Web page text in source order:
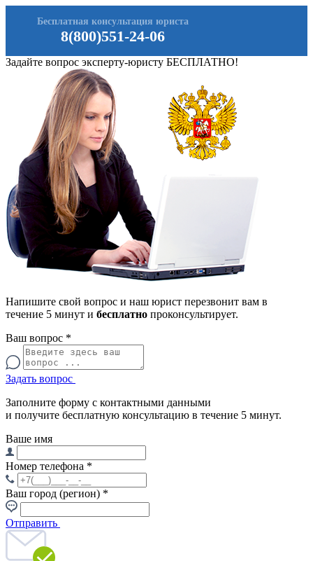
8(800)551-24-06
Бесплатная консультация юриста
Задайте вопрос эксперту-юристу БЕСПЛАТНО!
Напишите свой вопрос и наш юрист перезвонит вам в
течение 5 минут и бесплатно проконсультирует.
Ваш вопрос *
Задать вопрос
Заполните форму с контактными данными
и получите бесплатную консультацию в течение 5 минут.
Ваше имя
Номер телефона *
Ваш город (регион) *
Отправить